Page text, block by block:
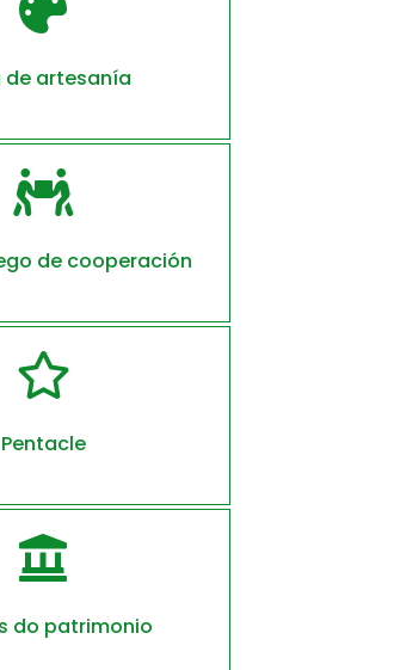
de artesanía

de cooperación

Pentacle

do patrimonio